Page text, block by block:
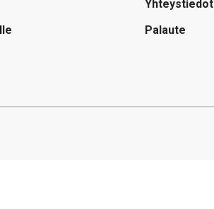
Yhteystiedot
Palaute